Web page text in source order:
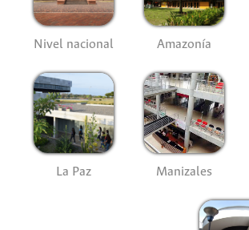
Nivel nacional Amazonía
La Paz Manizales